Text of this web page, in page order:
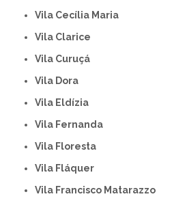
Vila Cecília Maria
Vila Clarice
Vila Curuçá
Vila Dora
Vila Eldízia
Vila Fernanda
Vila Floresta
Vila Fláquer
Vila Francisco Matarazzo